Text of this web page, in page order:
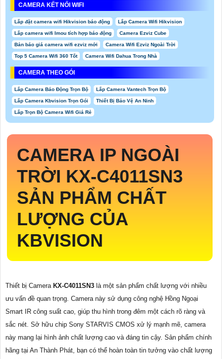
CAMERA KẾT NỐI WIFI
Lắp đặt camera wifi Hikvision báo động Lắp Camera Wifi Hikvision
Lắp camera wifi Imou tích hợp báo động Camera Ezviz Cube
Bản báo giá camera wifi ezviz mới Camera Wifi Ezviz Ngoài Trời
Top 5 Camera Wifi 360 Tốt Camera Wifi Dahua Trong Nhà
CAMERA THEO GÓI
Lắp Camera Báo Động Trọn Bộ Lắp Camera Vantech Trọn Bộ
Lắp Camera Kbvision Trọn Gói Thiết Bị Bảo Vệ An Ninh
Lắp Trọn Bộ Camera Wifi Giá Rẻ
CAMERA IP NGOÀI
TRỜI KX-C4011SN3
SẢN PHẨM CHẤT
LƯỢNG CỦA
KBVISION
Thiết bị Camera KX-C4011SN3 là một sản phẩm chất lượng với nhiều
ưu vấn đề quan trọng. Camera này sử dụng công nghệ Hồng Ngoại
Smart IR công suất cao, giúp thu hình trong đêm một cách rõ ràng và
sắc nét. Sở hữu chip Sony STARVIS CMOS xử lý mạnh mẽ, camera
này mang lại hình ảnh chất lượng cao và đáng tin cậy. Sản phẩm chính
hãng tại An Thành Phát, bạn có thể hoàn toàn tin tưởng vào chất lượng